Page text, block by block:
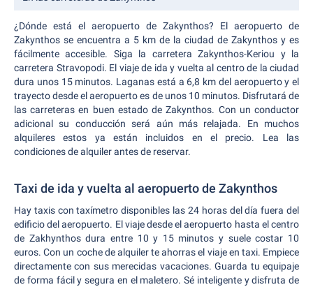
¿Dónde está el aeropuerto de Zakynthos? El aeropuerto de
Zakynthos se encuentra a 5 km de la ciudad de Zakynthos y es
fácilmente accesible. Siga la carretera Zakynthos-Keriou y la
carretera Stravopodi. El viaje de ida y vuelta al centro de la ciudad
dura unos 15 minutos. Laganas está a 6,8 km del aeropuerto y el
trayecto desde el aeropuerto es de unos 10 minutos. Disfrutará de
las carreteras en buen estado de Zakynthos. Con un conductor
adicional su conducción será aún más relajada. En muchos
alquileres estos ya están incluidos en el precio. Lea las
condiciones de alquiler antes de reservar.
Taxi de ida y vuelta al aeropuerto de Zakynthos
Hay taxis con taxímetro disponibles las 24 horas del día fuera del
edificio del aeropuerto. El viaje desde el aeropuerto hasta el centro
de Zakhynthos dura entre 10 y 15 minutos y suele costar 10
euros. Con un coche de alquiler te ahorras el viaje en taxi. Empiece
directamente con sus merecidas vacaciones. Guarda tu equipaje
de forma fácil y segura en el maletero. Sé inteligente y disfruta de